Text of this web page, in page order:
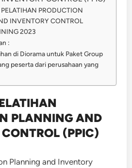
PRODUCTION
INVENTORY CONTROL
2023
:
di Diorama untuk Paket Group
peserta dari perusahaan yang
PLANNING AND
(PPIC)
Planning and Inventory